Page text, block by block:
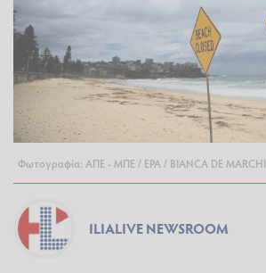
Φωτογραφία: ΑΠΕ - ΜΠΕ / EPA / BIANCA DE MARCHI
ILIALIVE NEWSROOM